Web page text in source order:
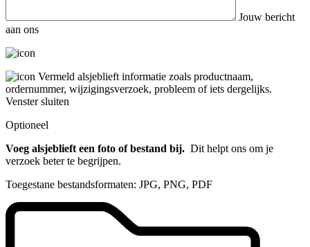
Jouw bericht
aan ons
Vermeld alsjeblieft informatie zoals productnaam,
ordernummer, wijzigingsverzoek, probleem of iets dergelijks.
Venster sluiten
Optioneel
Voeg alsjeblieft een foto of bestand bij. Dit helpt ons om je
verzoek beter te begrijpen.
Toegestane bestandsformaten: JPG, PNG, PDF